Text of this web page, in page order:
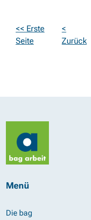
<< Erste
Seite
<
Zurück
Menü
Die bag